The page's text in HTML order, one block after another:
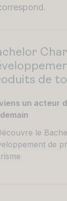
de
un acteur
le
de